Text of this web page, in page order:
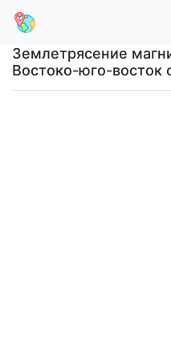
Землетрясение
Востоко-юго-восток